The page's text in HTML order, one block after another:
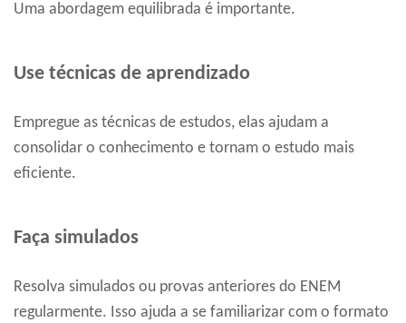
Uma abordagem equilibrada é importante.
Use técnicas de aprendizado
Empregue as técnicas de estudos, elas ajudam a
consolidar o conhecimento e tornam o estudo mais
eficiente.
Faça simulados
Resolva simulados ou provas anteriores do ENEM
regularmente. Isso ajuda a se familiarizar com o formato